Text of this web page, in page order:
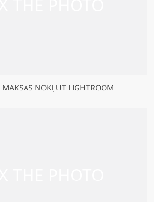
MAKSAS NOKĻŪT LIGHTROOM